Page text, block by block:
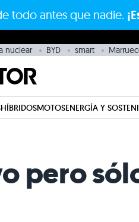
todo antes que nadie.
nuclear BYD smart
HÍBRIDOSMOTOSENERGÍA Y
pero